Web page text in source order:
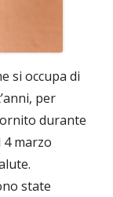
si occupa di
per
durante
marzo
state